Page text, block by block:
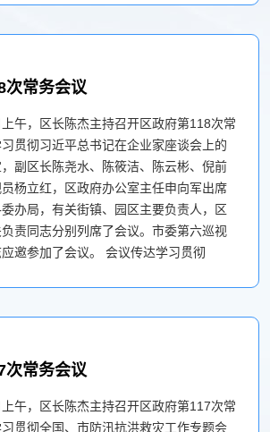
次常务会议
午，区长陈杰主持召开区政府第118次常
贯彻习近平总书记在企业家座谈会上的
副区长陈尧水、陈筱洁、陈云彬、倪前
杨立红，区政府办公室主任申向军出席
办局，有关街镇、园区主要负责人，区
责同志分别列席了会议。市委第六巡视
邀参加了会议。 会议传达学习贯彻
次常务会议
午，区长陈杰主持召开区政府第117次常
贯彻全国、市防汛抗洪救灾工作专题会